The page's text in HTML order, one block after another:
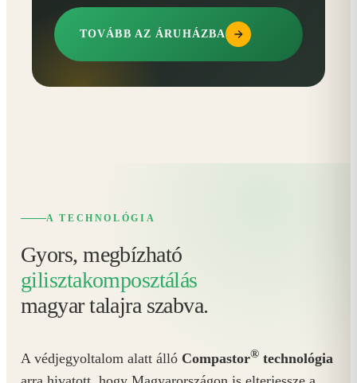
TOVÁBB AZ ÁRUHÁZBA
A TECHNOLÓGIA
Gyors, megbízható
gilisztakomposztálás
magyar talajra szabva.
A védjegyoltalom alatt álló Compastor® technológia